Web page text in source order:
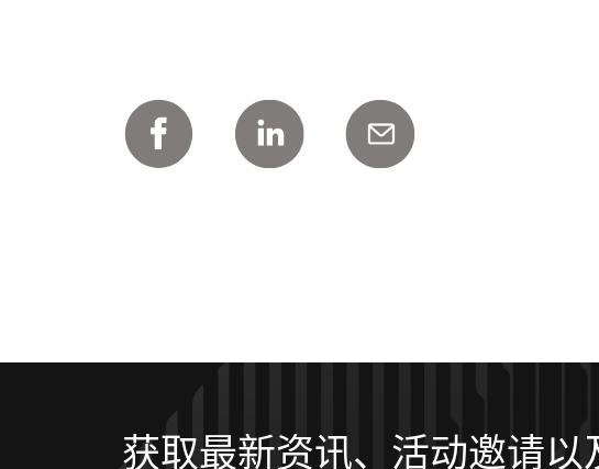
获取最新资讯、活动邀请以